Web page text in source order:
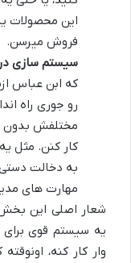
این محصولات
فروش میرسن.
سیستم سازی
که ابن عباس
رو جوری راه
مختلفش بدون
کار کنن. مثل
به دخالت دستی
مهارت های
شعار اصلی این
یه سیستم قوی برای
وار کار کنه،